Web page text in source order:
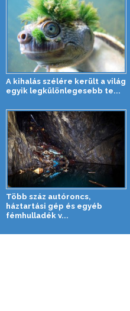
A kihalás szélére került a világ
egyik legkülönlegesebb te...
Több száz autóroncs,
háztartási gép és egyéb
fémhulladék v...